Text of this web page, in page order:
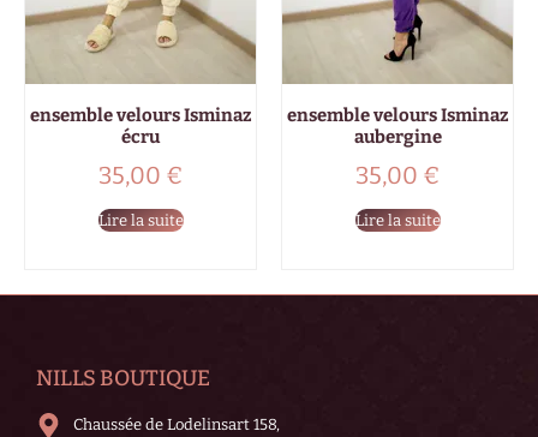
ensemble velours Isminaz
écru
35,00 €
Lire la suite
ensemble velours Isminaz
aubergine
35,00 €
Lire la suite
NILLS BOUTIQUE
Chaussée de Lodelinsart 158,